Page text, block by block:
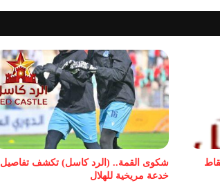
شكوى القمة.. (الرد كاسل) تكشف تفاصيل
خدعة مريخية للهلال